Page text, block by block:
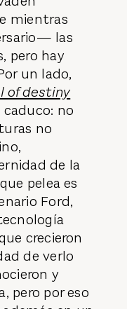
mientras
las
pero hay
un lado,
of destiny
no
no
de la
pelea es
Ford,
crecieron
de verlo
y
pero por eso